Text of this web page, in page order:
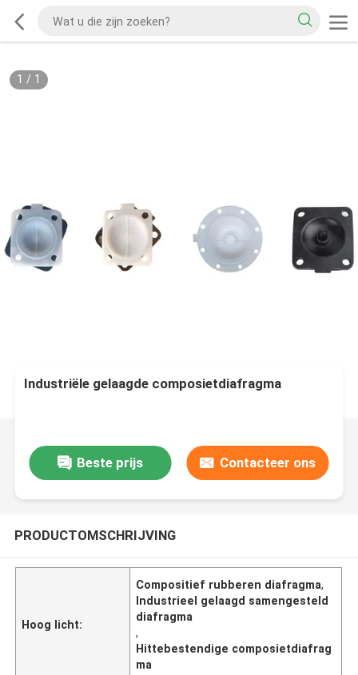
1 / 1
Industriële gelaagde composietdiafragma
Beste prijs Contacteer ons
PRODUCTOMSCHRIJVING
Hoog licht:
Compositief rubberen diafragma,
Industrieel gelaagd samengesteld
diafragma
,
Hittebestendige composietdiafrag
ma